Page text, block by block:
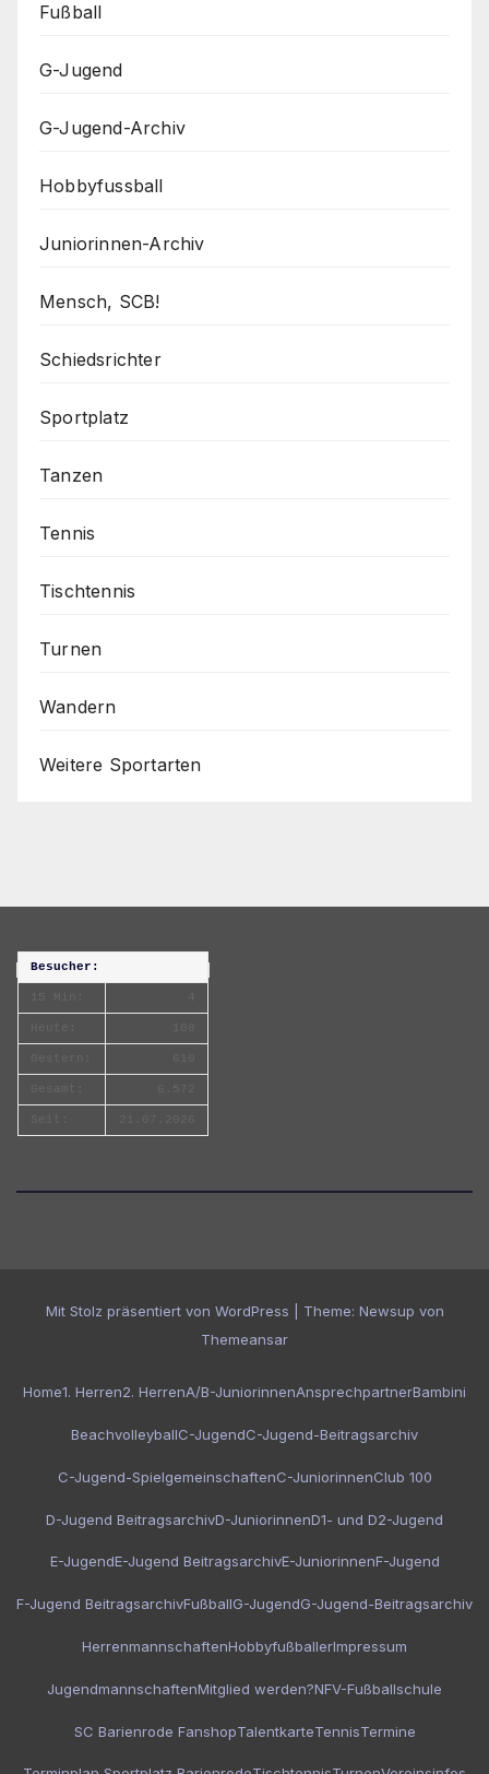
Fußball
G-Jugend
G-Jugend-Archiv
Hobbyfussball
Juniorinnen-Archiv
Mensch, SCB!
Schiedsrichter
Sportplatz
Tanzen
Tennis
Tischtennis
Turnen
Wandern
Weitere Sportarten
Besucher:
Mit Stolz präsentiert von WordPress Theme: Newsup von
Themeansar
Home1. Herren2. HerrenA/B-JuniorinnenAnsprechpartnerBambini
BeachvolleyballC-JugendC-Jugend-Beitragsarchiv
C-Jugend-SpielgemeinschaftenC-JuniorinnenClub 100
D-Jugend BeitragsarchivD-JuniorinnenD1- und D2-Jugend
E-JugendE-Jugend BeitragsarchivE-JuniorinnenF-Jugend
F-Jugend BeitragsarchivFußballG-JugendG-Jugend-Beitragsarchiv
HerrenmannschaftenHobbyfußballerImpressum
JugendmannschaftenMitglied werden?NFV-Fußballschule
SC Barienrode FanshopTalentkarteTennisTermine